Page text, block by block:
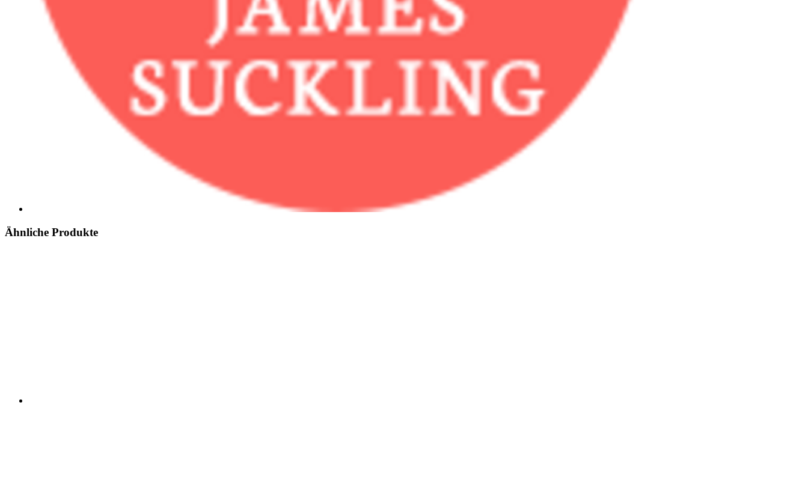
Ähnliche Produkte